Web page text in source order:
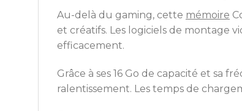
Au-delà du gaming, cette mémoire
et créatifs. Les logiciels de montage
efficacement.
Grâce à ses 16 Go de capacité et sa
ralentissement. Les temps de